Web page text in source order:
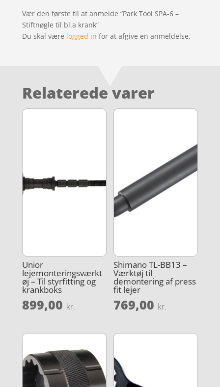
Vær den første til at anmelde “Park Tool SPA-6 –
Stiftnøgle til bl.a krank”
Du skal være logged in for at afgive en anmeldelse.
Relaterede varer
Unior
lejemonteringsværkt
øj – Til styrfitting og
krankboks
899,00 kr.
Shimano TL-BB13 –
Værktøj til
demontering af press
fit lejer
769,00 kr.